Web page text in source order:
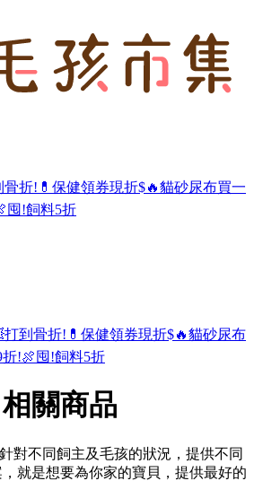
骨折! 💊保健領券現折$🔥貓砂尿布買一
囤!飼料5折
打到骨折! 💊保健領券現折$🔥貓砂尿布
折!🍖囤!飼料5折
關商品
對不同飼主及毛孩的狀況，提供不同
就是想要為你家的寶貝，提供最好的